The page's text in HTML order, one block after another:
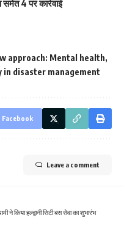
समेत 4 पर कार्रवाई
approach: Mental health
disaster management
Facebook
Leave a comment
ने किया हल्द्वानी सिटी बस सेवा का शुभारंभ